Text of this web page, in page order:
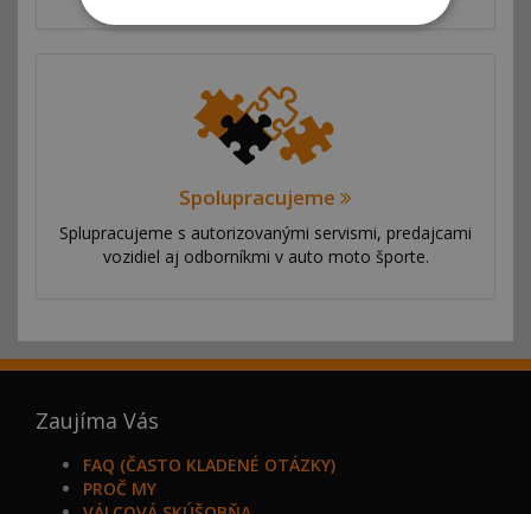
Spolupracujeme
Splupracujeme s autorizovanými servismi, predajcami
vozidiel aj odborníkmi v auto moto športe.
Zaujíma Vás
FAQ (ČASTO KLADENÉ OTÁZKY)
PROČ MY